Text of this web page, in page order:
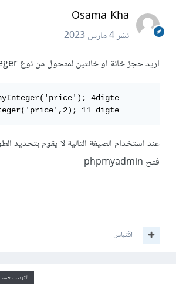
Osama Kha
نشر4 مارس 2023
اريد حجز خانة او خانتين لمتحول من نوع integer
11 digte
عند استخدام الصيغة التالية لا يقوم بتحديد
فتح phpmyadmin
اقتباس
الترتيب حسب